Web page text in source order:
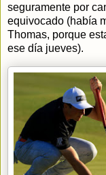
seguramente por
equivocado (había
Thomas, porque
ese día jueves).